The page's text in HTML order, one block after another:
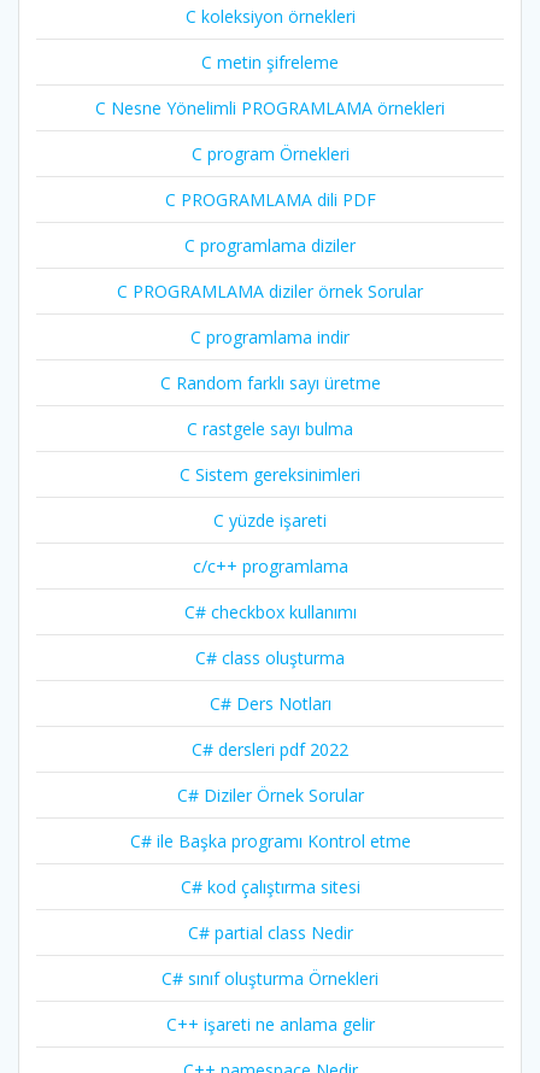
C koleksiyon örnekleri
C metin şifreleme
C Nesne Yönelimli PROGRAMLAMA örnekleri
C program Örnekleri
C PROGRAMLAMA dili PDF
C programlama diziler
C PROGRAMLAMA diziler örnek Sorular
C programlama indir
C Random farklı sayı üretme
C rastgele sayı bulma
C Sistem gereksinimleri
C yüzde işareti
c/c++ programlama
C# checkbox kullanımı
C# class oluşturma
C# Ders Notları
C# dersleri pdf 2022
C# Diziler Örnek Sorular
C# ile Başka programı Kontrol etme
C# kod çalıştırma sitesi
C# partial class Nedir
C# sınıf oluşturma Örnekleri
C++ işareti ne anlama gelir